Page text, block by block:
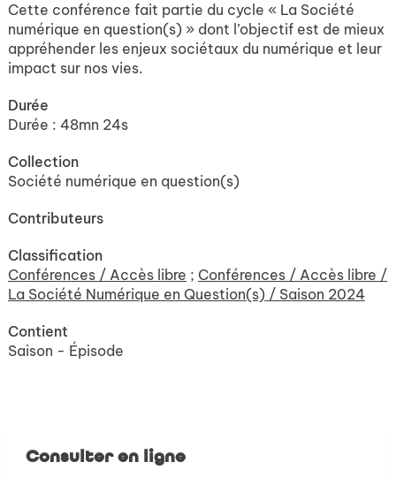
Cette conférence fait partie du cycle « La Société
numérique en question(s) » dont l’objectif est de mieux
appréhender les enjeux sociétaux du numérique et leur
impact sur nos vies.
Durée
Durée : 48mn 24s
Collection
Société numérique en question(s)
Contributeurs
Classification
Conférences / Accès libre ; Conférences / Accès libre /
La Société Numérique en Question(s) / Saison 2024
Contient
Saison - Épisode
Consulter en ligne